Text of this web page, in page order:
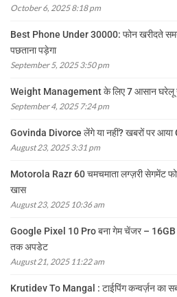
October 6, 2025 8:18 pm
Best Phone Under 30000: फोन खरीदते
पछताना पड़ेगा
September 5, 2025 3:50 pm
Weight Management के लिए 7 आसान घरेलू
September 4, 2025 7:24 pm
Govinda Divorce लेंगे या नहीं? खबरों पर आया
August 23, 2025 3:31 pm
Motorola Razr 60 चमचमाता लग्ज़री सेगमेंट
खास
August 23, 2025 10:36 am
Google Pixel 10 Pro बना गेम चेंजर –
तक अपडेट
August 21, 2025 11:22 am
Krutidev To Mangal : टाईपिंग कन्वर्ज़न का